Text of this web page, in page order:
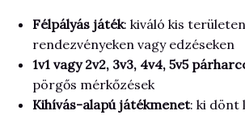
Félpályás játék: kiváló kis
rendezvényeken vagy edzéseken
1v1 vagy 2v2, 3v3, 4v4, 5v5
pörgős mérkőzések
Kihívás-alapú játékmenet: ki dönt